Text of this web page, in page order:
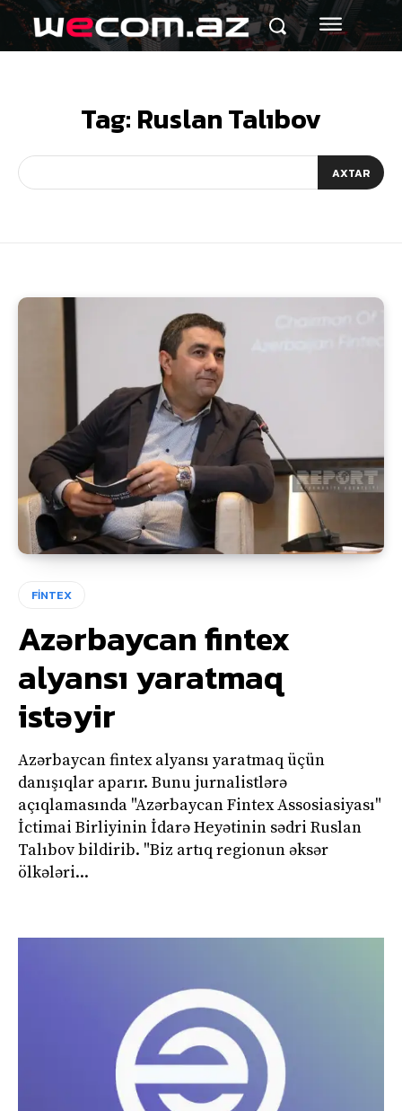
Tag: Ruslan Talıbov
AXTAR
FİNTEX
Azərbaycan fintex
alyansı yaratmaq
istəyir
Azərbaycan fintex alyansı yaratmaq üçün
danışıqlar aparır. Bunu jurnalistlərə
açıqlamasında "Azərbaycan Fintex Assosiasiyası"
İctimai Birliyinin İdarə Heyətinin sədri Ruslan
Talıbov bildirib. "Biz artıq regionun əksər
ölkələri...